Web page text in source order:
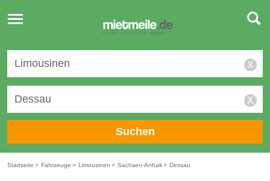
Toggle
navigation
X
X
Suchen
Startseite > Fahrzeuge > Limousinen > Sachsen-Anhalt> Dessau